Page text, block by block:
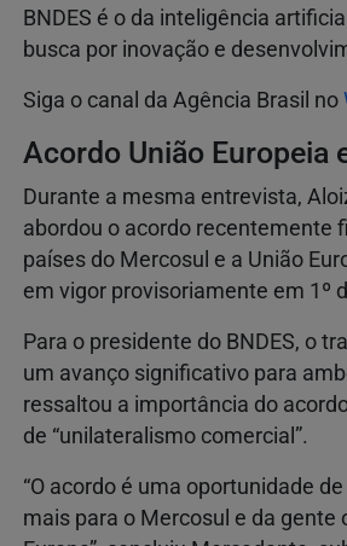
BNDES é o da inteligência
busca por inovação e
Siga o canal da Agência Brasil no
Acordo União Europeia
Durante a mesma entrevista,
abordou o acordo recentemente
países do Mercosul e a União
em vigor provisoriamente em 1º
Para o presidente do BNDES, o
um avanço significativo para
ressaltou a importância do
de “unilateralismo comercial”.
“O acordo é uma oportunidade
mais para o Mercosul e da gente